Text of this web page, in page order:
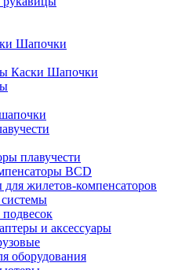
Шапочки
Каски Шапочки
плавучести
BCD
для жилетов-компенсаторов
и аксессуары
оборудования